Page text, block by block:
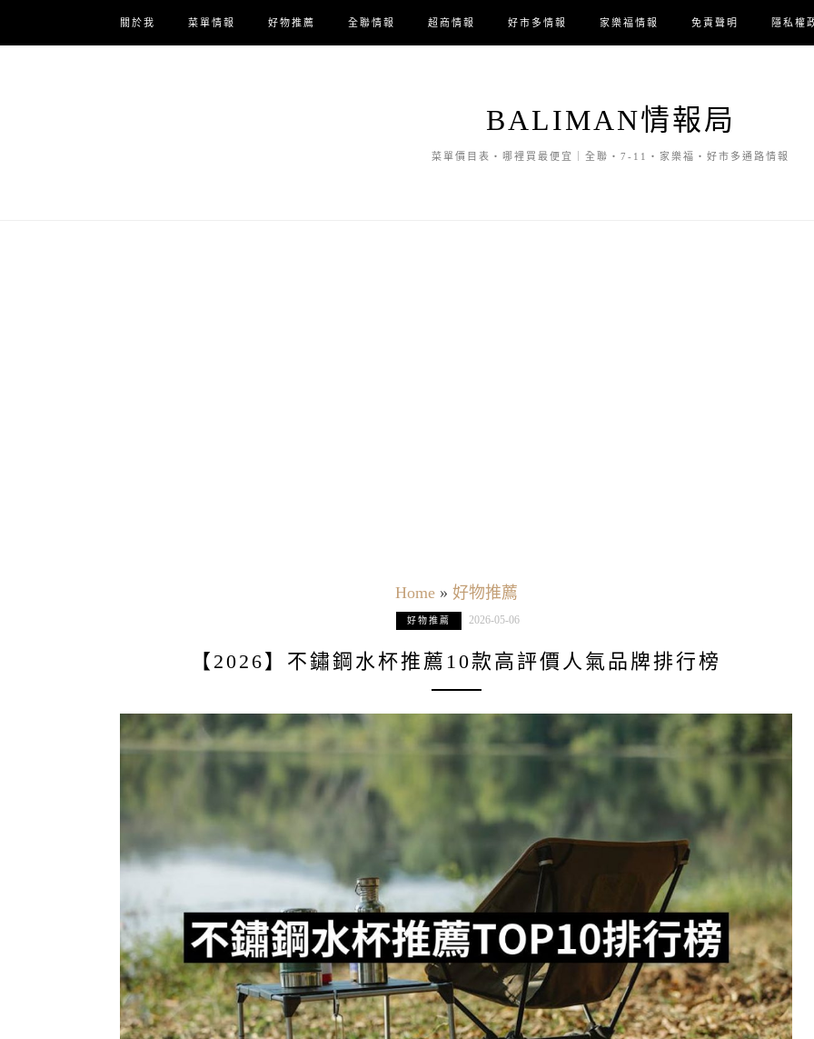
關於我 菜單情報 好物推薦 全聯情報 超商情報 好市多情報 家樂福情報 免責聲明 隱私權
BALIMAN情報局
菜單價目表・哪裡買最便宜｜全聯・7-11・家樂福・好市多通路情報
Home» 好物推薦
好物推薦 2026-05-06
【2026】不鏽鋼水杯推薦10款高評價人氣品牌排行榜